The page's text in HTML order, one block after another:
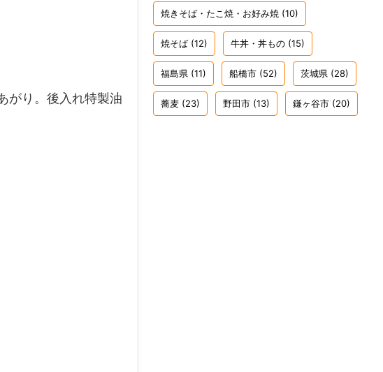
がり。後入れ特製油
焼きそば・たこ焼・お好み焼 (10)
焼そば (12) 牛丼・丼もの (15)
福島県 (11) 船橋市 (52) 茨城県 (28)
蕎麦 (23) 野田市 (13) 鎌ヶ谷市 (20)